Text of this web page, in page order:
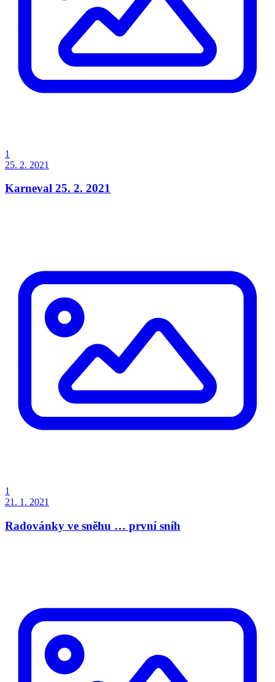
1
25. 2. 2021
Karneval 25. 2. 2021
1
21. 1. 2021
Radovánky ve sněhu … první sníh